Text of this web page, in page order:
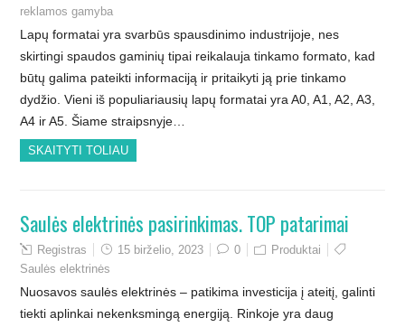
reklamos gamyba
Lapų formatai yra svarbūs spausdinimo industrijoje, nes
skirtingi spaudos gaminių tipai reikalauja tinkamo formato, kad
būtų galima pateikti informaciją ir pritaikyti ją prie tinkamo
dydžio. Vieni iš populiariausių lapų formatai yra A0, A1, A2, A3,
A4 ir A5. Šiame straipsnyje…
SKAITYTI TOLIAU
Saulės elektrinės pasirinkimas. TOP patarimai
Registras 15 birželio, 2023 0
Produktai
Saulės elektrinės
Nuosavos saulės elektrinės – patikima investicija į ateitį, galinti
tiekti aplinkai nekenksmingą energiją. Rinkoje yra daug